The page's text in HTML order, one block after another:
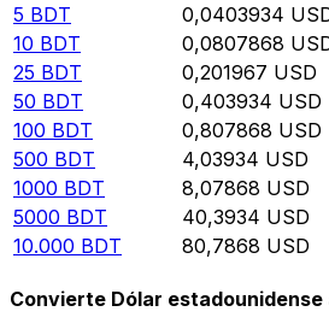
5 BDT 0,0403934
10 BDT 0,0807868
25 BDT 0,201967 USD
50 BDT 0,403934 USD
100 BDT 0,807868 USD
500 BDT 4,03934 USD
1000 BDT 8,07868 USD
5000 BDT 40,3934 USD
10.000 BDT 80,7868 USD
Convierte Dólar estadounidense